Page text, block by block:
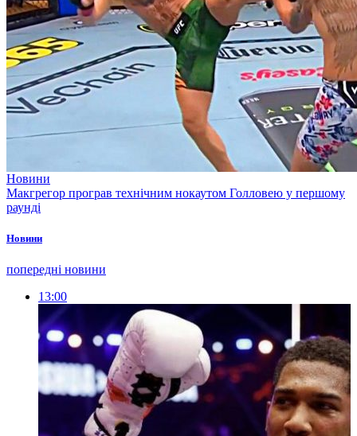
Новини
Макгрегор програв технічним нокаутом Голловею у першому
раунді
Новини
попередні новини
13:00